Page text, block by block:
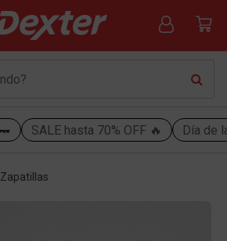
SALE hasta 70% OFF 🔥 Día de
Zapatillas